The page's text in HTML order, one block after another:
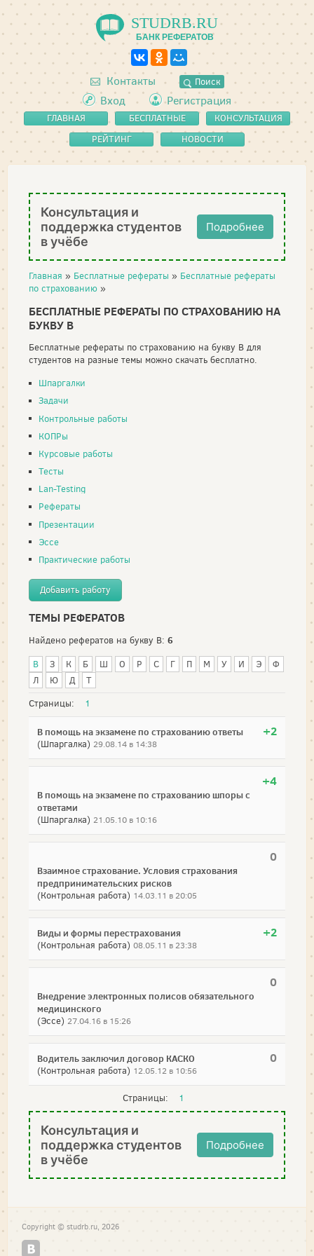
STUDRB.RU
БАНК РЕФЕРАТОВ
Контакты Поиск
Вход Регистрация
ГЛАВНАЯ
БЕСПЛАТНЫЕ
РЕФЕРАТЫ
КОНСУЛЬТАЦИЯ
РЕЙТИНГ
НОВОСТИ
Консультация и
поддержка студентов
в учёбе
Подробнее
Главная » Бесплатные рефераты » Бесплатные рефераты
по страхованию »
БЕСПЛАТНЫЕ РЕФЕРАТЫ ПО СТРАХОВАНИЮ НА
БУКВУ В
Бесплатные рефераты по страхованию на букву В для
студентов на разные темы можно скачать бесплатно.
Шпаргалки
Задачи
Контрольные работы
КОПРы
Курсовые работы
Тесты
Lan-Testing
Рефераты
Презентации
Эссе
Практические работы
Добавить работу
ТЕМЫ РЕФЕРАТОВ
Найдено рефератов на букву В: 6
В З К Б Ш О Р С Г П М У И Э
Ф
Л
Ю Д
Т
Страницы:
1
+2
В помощь на экзамене по страхованию ответы
(Шпаргалка) 29.08.14 в 14:38
+4
В помощь на экзамене по страхованию шпоры с
ответами
(Шпаргалка) 21.05.10 в 10:16
0
Взаимное страхование. Условия страхования
предпринимательских рисков
(Контрольная работа) 14.03.11 в 20:05
+2
Виды и формы перестрахования
(Контрольная работа) 08.05.11 в 23:38
0
Внедрение электронных полисов обязательного
медицинского
(Эссе) 27.04.16 в 15:26
0
Водитель заключил договор КАСКО
(Контрольная работа) 12.05.12 в 10:56
Страницы: 1
Консультация и
поддержка студентов
в учёбе
Подробнее
Copyright © studrb.ru, 2026